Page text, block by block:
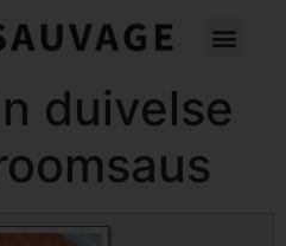
duivelse